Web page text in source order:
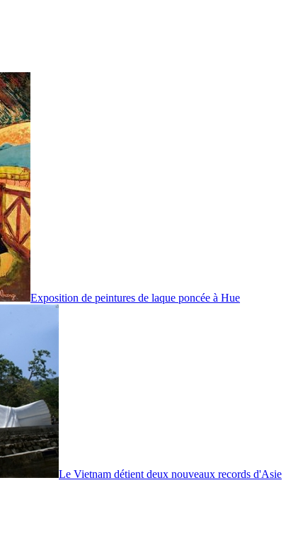
Exposition de peintures de laque poncée à Hue
Le Vietnam détient deux nouveaux records d'Asie